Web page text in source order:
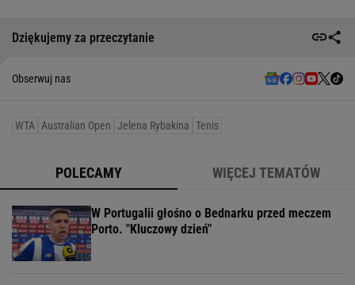
Dziękujemy za przeczytanie
Obserwuj nas
WTA Australian Open Jelena Rybakina Tenis
POLECAMY WIĘCEJ TEMATÓW
W Portugalii głośno o Bednarku przed meczem
Porto. "Kluczowy dzień"